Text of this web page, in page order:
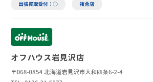
出張買取受付：○ 複合店
オフハウス岩見沢店
〒068-0854 北海道岩見沢市大和四条6-2-4